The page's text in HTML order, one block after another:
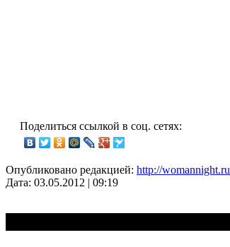
Поделиться ссылкой в соц. сетях:
Опубликовано редакцией: http://womannight.ru
Дата: 03.05.2012 | 09:19